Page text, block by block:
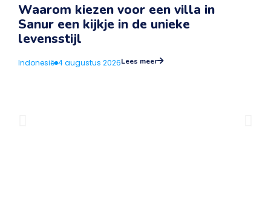
Waarom kiezen voor een villa in
Sanur een kijkje in de unieke
levensstijl
Indonesië 4 augustus 2026Lees meer